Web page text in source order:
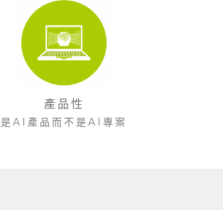
產品性
是AI產品而不是AI專案